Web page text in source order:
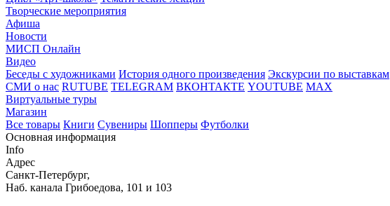
Творческие мероприятия
Афиша
Новости
МИСП Онлайн
Видео
Беседы с художниками История одного произведения Экскурсии по выставкам
СМИ о нас RUTUBE TELEGRAM ВКОНТАКТЕ YOUTUBE MAX
Виртуальные туры
Магазин
Все товары Книги Сувениры Шопперы Футболки
Основная информация
Info
Адрес
Санкт-Петербург,
Наб. канала Грибоедова, 101 и 103